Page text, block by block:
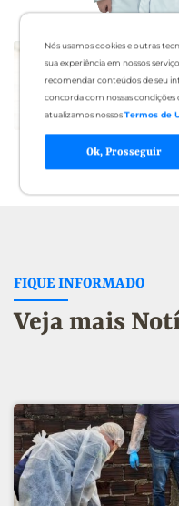
Nós usamos cookies e outras
sua experiência em nossos
recomendar conteúdos de seu
concorda com nossas
atualizamos nossosTermos de
Ok, Prosseguir
FIQUE INFORMADO
Veja mais